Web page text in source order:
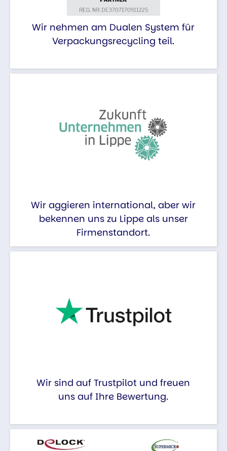
Wir nehmen am Dualen System für
Verpackungsrecycling teil.
Wir aggieren international, aber wir
bekennen uns zu Lippe als unser
Firmenstandort.
Wir sind auf Trustpilot und freuen
uns auf Ihre Bewertung.